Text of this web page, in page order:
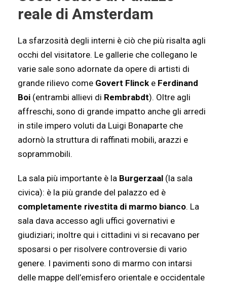
reale di Amsterdam
La sfarzosità degli interni è ciò che più risalta agli
occhi del visitatore. Le gallerie che collegano le
varie sale sono adornate da opere di artisti di
grande rilievo come Govert Flinck e Ferdinand
Boi (entrambi allievi di Rembrabdt). Oltre agli
affreschi, sono di grande impatto anche gli arredi
in stile impero voluti da Luigi Bonaparte che
adornò la struttura di raffinati mobili, arazzi e
soprammobili.
La sala più importante è la Burgerzaal (la sala
civica): è la più grande del palazzo ed è
completamente rivestita di marmo bianco. La
sala dava accesso agli uffici governativi e
giudiziari; inoltre qui i cittadini vi si recavano per
sposarsi o per risolvere controversie di vario
genere. I pavimenti sono di marmo con intarsi
delle mappe dell’emisfero orientale e occidentale